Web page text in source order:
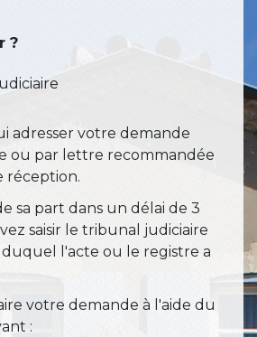
?
adresser votre demande
ou par lettre recommandée
réception.
sa part dans un délai de 3
saisir le tribunal judiciaire
duquel l'acte ou le registre a
votre demande à l'aide du
: